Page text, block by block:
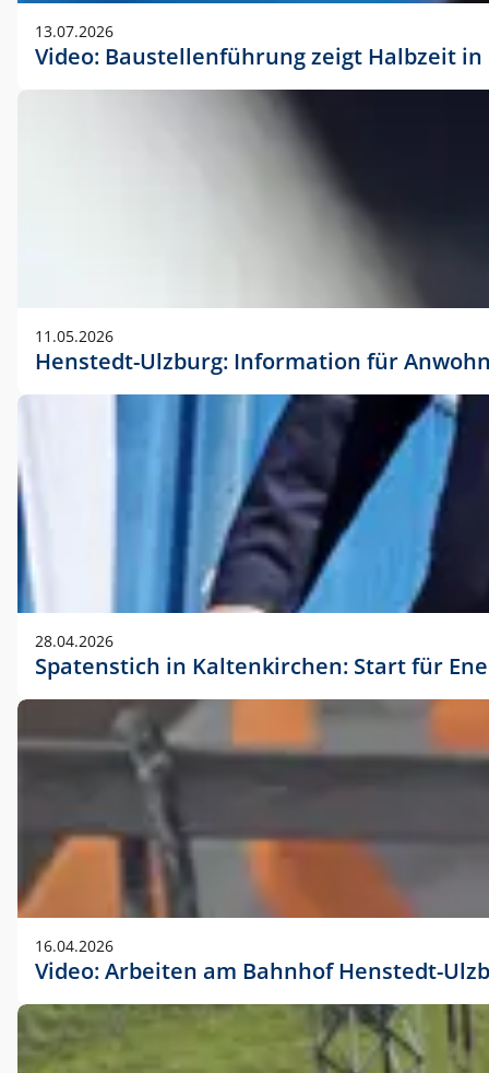
13.07.2026
Video: Baustellenführung zeigt Halbzeit
11.05.2026
Henstedt-Ulzburg: Information für
28.04.2026
Spatenstich in Kaltenkirchen: Start für
16.04.2026
Video: Arbeiten am Bahnhof Henstedt-